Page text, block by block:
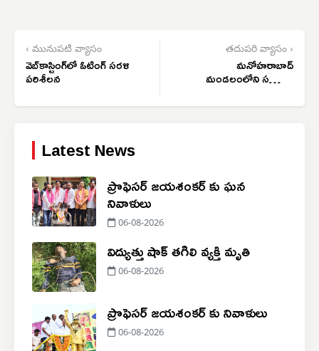
‹ మునుపటి వ్యాసం
వెబ్‌కాస్టింగ్‌లో ఓటింగ్ సరళి
పరిశీలన
తదుపరి వ్యాసం ›
మనోహరాబాద్
మండలంలోని సర్పంచ్
Latest News
ప్రొఫెసర్ జయశంకర్ కు ఘన
నివాళులు
06-08-2026
విద్యుత్తు షాక్ తగిలి వ్యక్తి మృతి
06-08-2026
ప్రొఫెసర్ జయశంకర్ కు నివాళులు
06-08-2026